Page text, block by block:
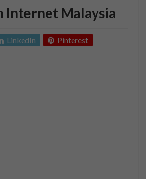
Internet Malaysia
LinkedIn Pinterest